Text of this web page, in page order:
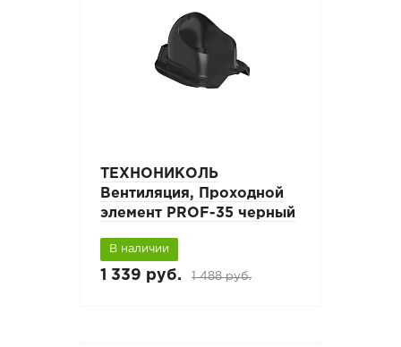
ТЕХНОНИКОЛЬ
Вентиляция, Проходной
элемент PROF-35 черный
В наличии
1 339 руб. 1 488 руб.